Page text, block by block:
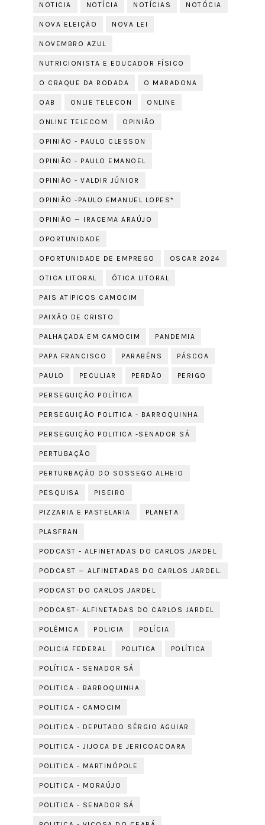
NOTICIA NOTÍCIA NOTÍCIAS NOTÓCIA
NOVA ELEIÇÃO NOVA LEI
NOVEMBRO AZUL
NUTRICIONISTA E EDUCADOR FÍSICO
O CRAQUE DA RODADA O MARADONA
OAB ONLIE TELECON ONLINE
ONLINE TELECOM OPINIÃO
OPINIÃO - PAULO CLESSON
OPINIÃO - PAULO EMANOEL
OPINIÃO - VALDIR JÚNIOR
OPINIÃO -PAULO EMANUEL LOPES*
OPINIÃO — IRACEMA ARAÚJO
OPORTUNIDADE
OPORTUNIDADE DE EMPREGO OSCAR 2024
OTICA LITORAL ÓTICA LITORAL
PAIS ATIPICOS CAMOCIM
PAIXÃO DE CRISTO
PALHAÇADA EM CAMOCIM PANDEMIA
PAPA FRANCISCO PARABÉNS PÁSCOA
PAULO PECULIAR PERDÃO PERIGO
PERSEGUIÇÃO POLÍTICA
PERSEGUIÇÃO POLITICA - BARROQUINHA
PERSEGUIÇÃO POLITICA -SENADOR SÁ
PERTUBAÇÃO
PERTURBAÇÃO DO SOSSEGO ALHEIO
PESQUISA PISEIRO
PIZZARIA E PASTELARIA PLANETA
PLASFRAN
PODCAST - ALFINETADAS DO CARLOS JARDEL
PODCAST — ALFINETADAS DO CARLOS JARDEL.
PODCAST DO CARLOS JARDEL
PODCAST- ALFINETADAS DO CARLOS JARDEL
POLÊMICA POLICIA POLÍCIA
POLICIA FEDERAL POLITICA POLÍTICA
POLÍTICA - SENADOR SÁ
POLITICA - BARROQUINHA
POLITICA - CAMOCIM
POLITICA - DEPUTADO SÉRGIO AGUIAR
POLITICA - JIJOCA DE JERICOACOARA
POLITICA - MARTINÓPOLE
POLITICA - MORAÚJO
POLITICA - SENADOR SÁ